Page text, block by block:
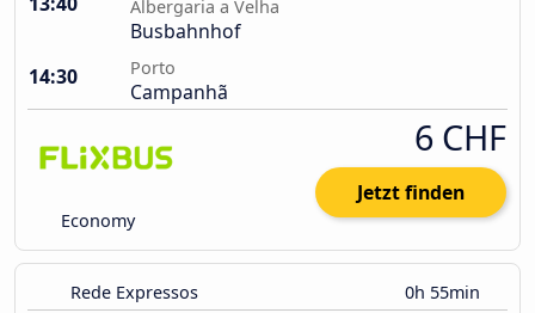
Albergaria a Velha
Busbahnhof
14:30
Porto
Campanhã
Economy
6 CHF
Jetzt finden
Rede Expressos 0h 55min